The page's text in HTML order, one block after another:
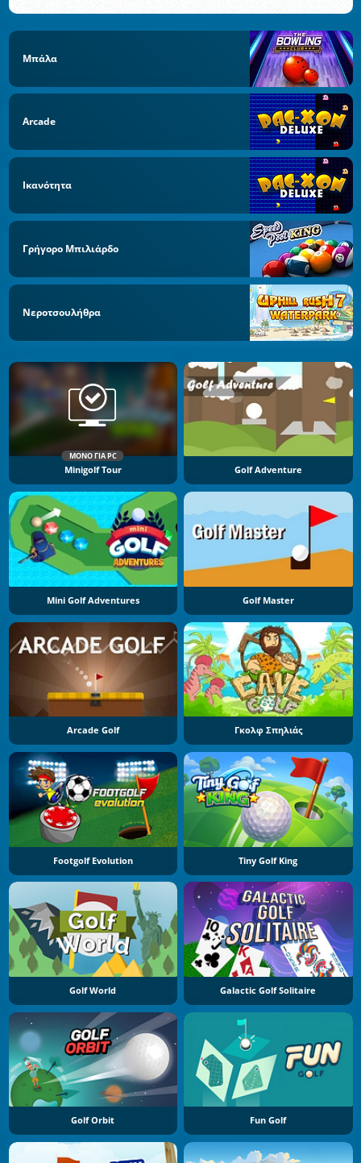
Μπάλα
Arcade
Ικανότητα
Γρήγορο Μπιλιάρδο
Νεροτσουλήθρα
ΜΌΝΟ ΓΙΑ PC
Minigolf Tour Golf Adventure
Mini Golf Adventures Golf Master
Arcade Golf Γκολφ Σπηλιάς
Footgolf Evolution Tiny Golf King
Golf World Galactic Golf Solitaire
Golf Orbit Fun Golf